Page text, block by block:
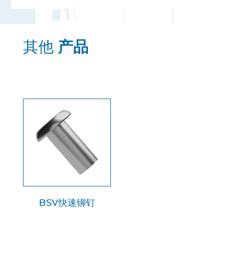
其他 产品
BSV快速铆钉